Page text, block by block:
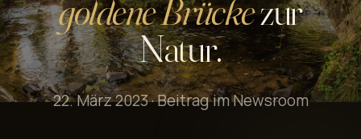
goldene Brückezur
Natur.
22. März 2023 · Beitrag im Newsroom